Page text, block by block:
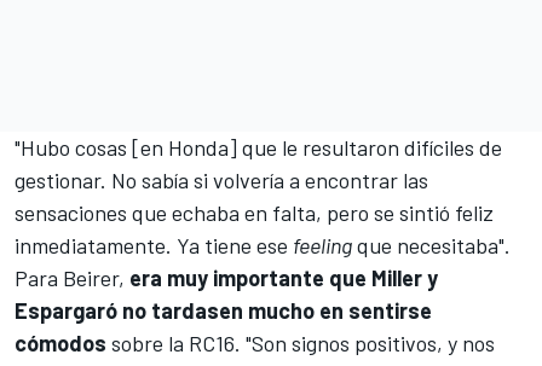
"Hubo cosas [en Honda] que le resultaron difíciles de
gestionar. No sabía si volvería a encontrar las
sensaciones que echaba en falta, pero se sintió feliz
inmediatamente. Ya tiene ese feelingque necesitaba".
Para Beirer, era muy importante que Miller y
Espargaró no tardasen mucho en sentirse
cómodos sobre la RC16. "Son signos positivos, y nos